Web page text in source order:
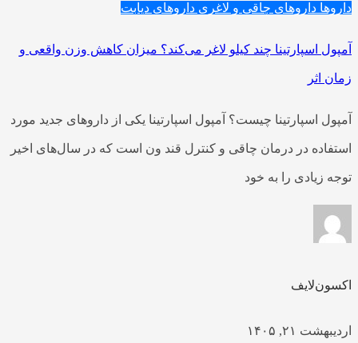
داروها داروهای چاقی و لاغری داروهای دیابت
آمپول اسپارتینا چند کیلو لاغر می‌کند؟ میزان کاهش وزن واقعی و
زمان اثر
آمپول اسپارتینا چیست؟ آمپول اسپارتینا یکی از داروهای جدید مورد
استفاده در درمان چاقی و کنترل قند ون است که در سال‌های اخیر
توجه زیادی را به خود
اکسون‌لایف
اردیبهشت ۲۱, ۱۴۰۵